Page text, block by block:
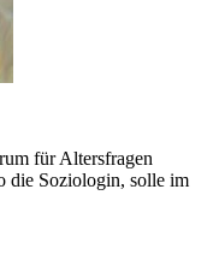
für Altersfragen
die Soziologin, solle im